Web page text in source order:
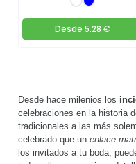
Desde 5.28 €
Desde hace milenios los
celebraciones en la historia
tradicionales a las más
celebrado que un enlace
los invitados a tu boda,